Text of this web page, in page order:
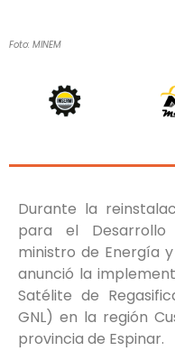
Foto: MINEM
Durante la
para el Desarrollo
ministro de Energía y
anunció la
Satélite de
GNL) en la región
provincia de Espinar.